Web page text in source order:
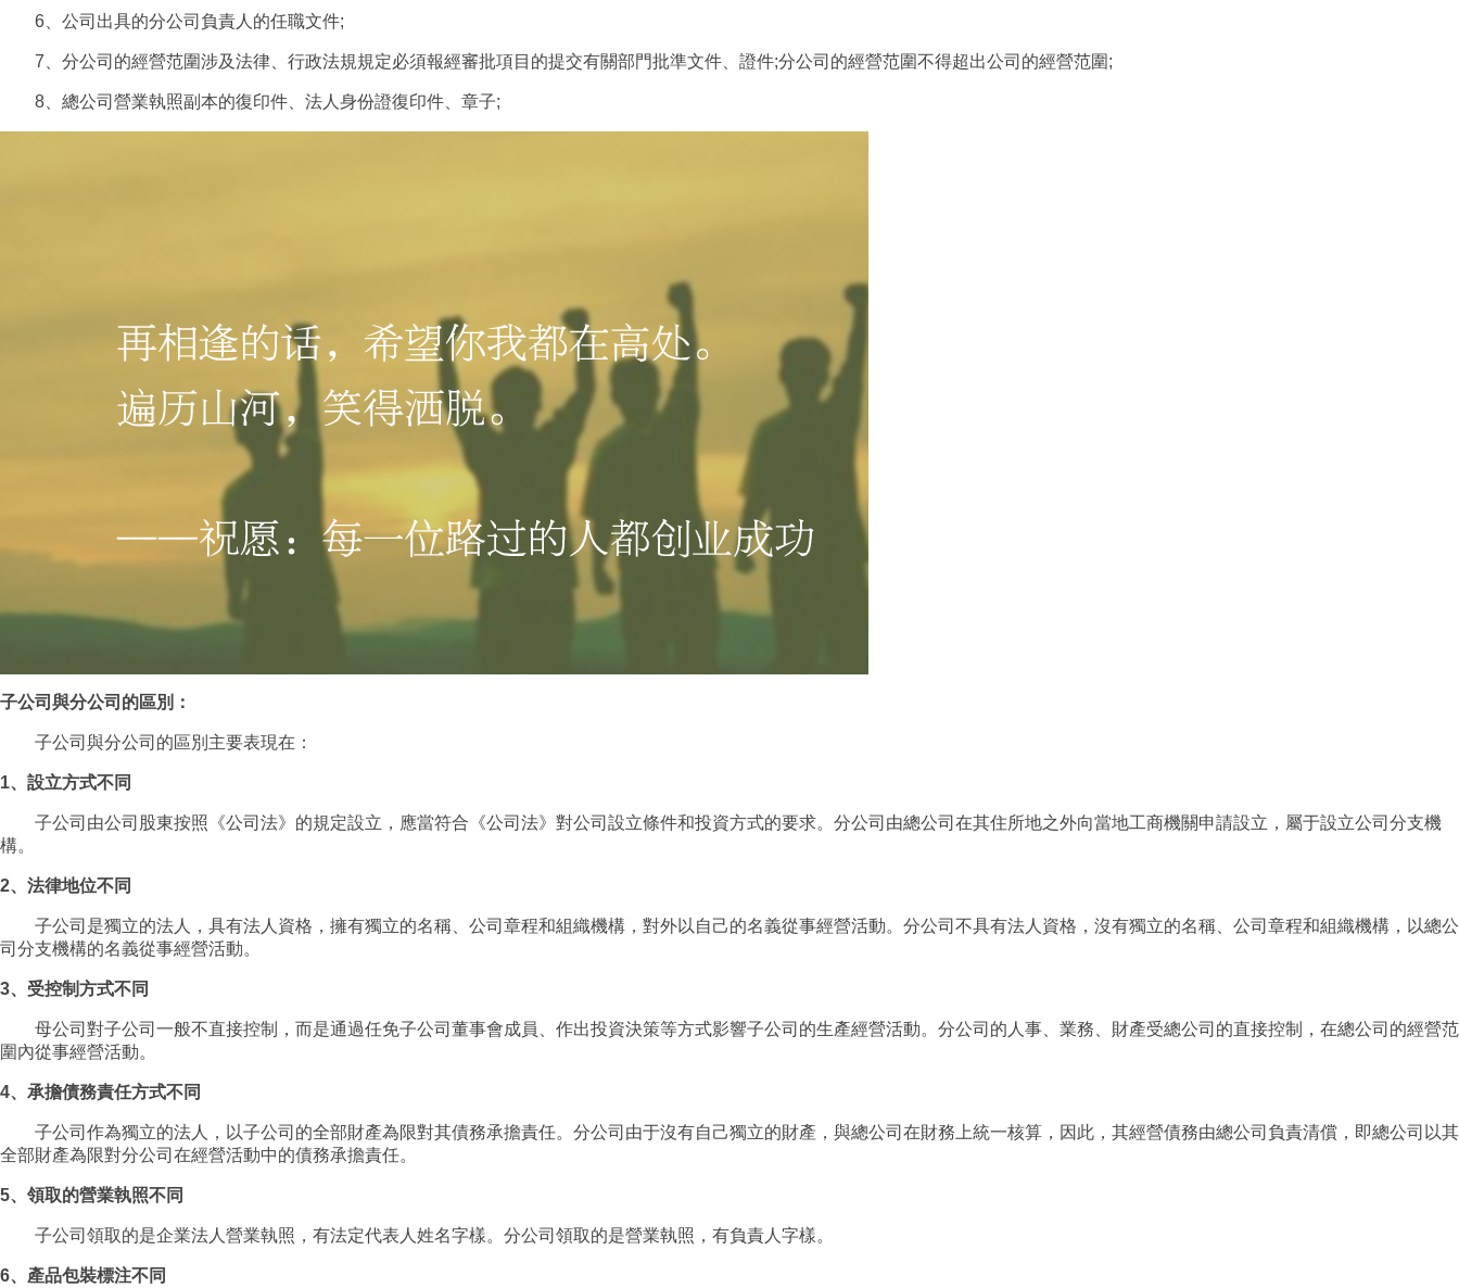
6、公司出具的分公司負責人的任職文件;
7、分公司的經營范圍涉及法律、行政法規規定必須報經審批項目的提交有關部門批準文件、證件;分公司的經營范圍不得超出公司的經營范圍;
8、總公司營業執照副本的復印件、法人身份證復印件、章子;
子公司與分公司的區別：
子公司與分公司的區別主要表現在：
1、設立方式不同
子公司由公司股東按照《公司法》的規定設立，應當符合《公司法》對公司設立條件和投資方式的要求。分公司由總公司在其住所地之外向當地工商機關申請設立，屬于設立公司分支機
構。
2、法律地位不同
子公司是獨立的法人，具有法人資格，擁有獨立的名稱、公司章程和組織機構，對外以自己的名義從事經營活動。分公司不具有法人資格，沒有獨立的名稱、公司章程和組織機構，以總公
司分支機構的名義從事經營活動。
3、受控制方式不同
母公司對子公司一般不直接控制，而是通過任免子公司董事會成員、作出投資決策等方式影響子公司的生產經營活動。分公司的人事、業務、財產受總公司的直接控制，在總公司的經營范
圍內從事經營活動。
4、承擔債務責任方式不同
子公司作為獨立的法人，以子公司的全部財產為限對其債務承擔責任。分公司由于沒有自己獨立的財產，與總公司在財務上統一核算，因此，其經營債務由總公司負責清償，即總公司以其
全部財產為限對分公司在經營活動中的債務承擔責任。
5、領取的營業執照不同
子公司領取的是企業法人營業執照，有法定代表人姓名字樣。分公司領取的是營業執照，有負責人字樣。
6、產品包裝標注不同